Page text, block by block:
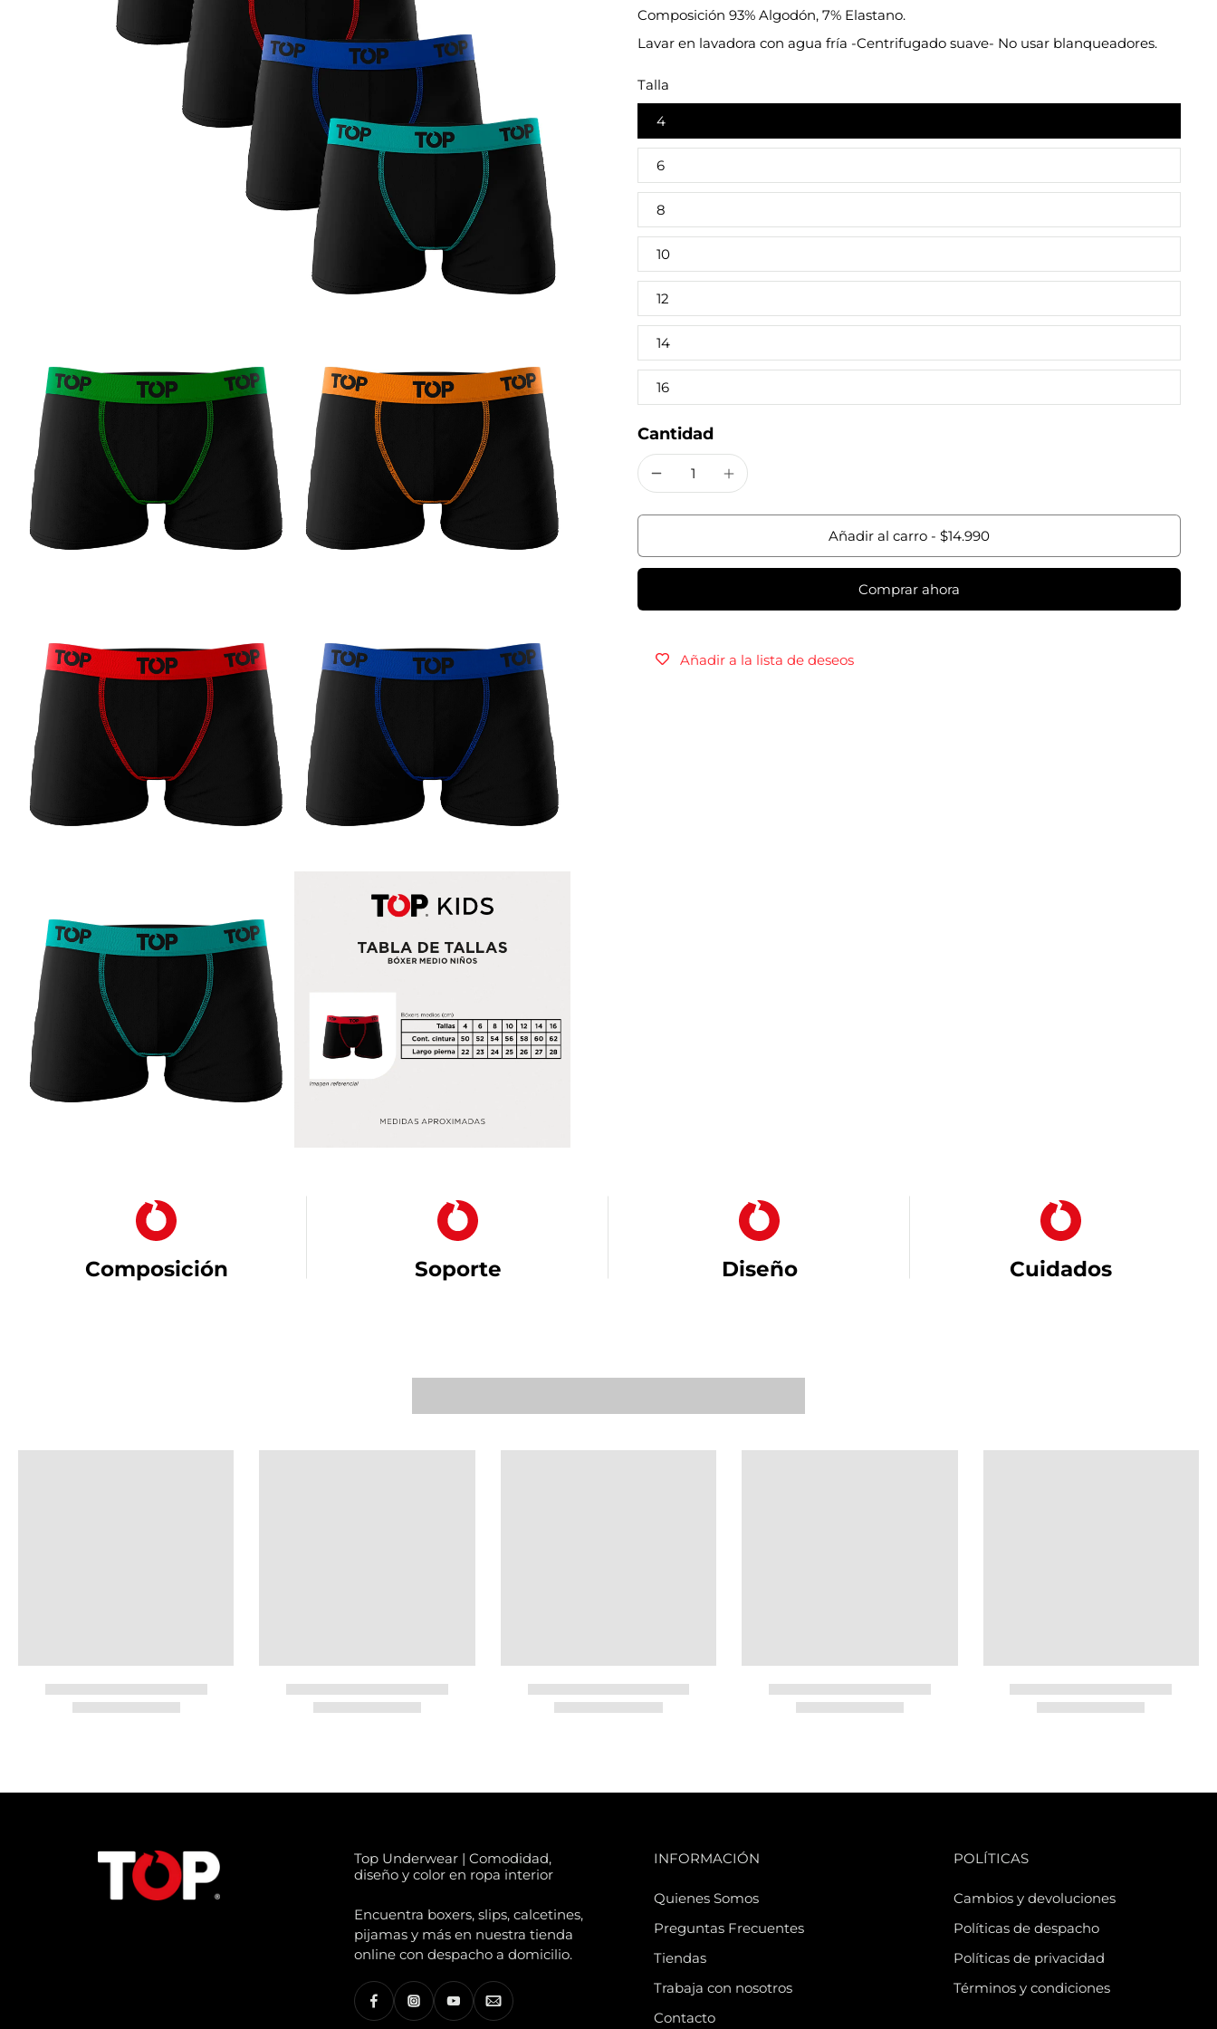
Composición 93% Algodón, 7% Elastano.
Lavar en lavadora con agua fría -Centrifugado suave- No usar blanqueadores.
Talla
4
6
8
10
12
14
16
Cantidad
Añadir al carro - $14.990
Comprar ahora
Añadir a la lista de deseos
Composición Soporte Diseño Cuidados
Top Underwear | Comodidad,
diseño y color en ropa interior
Encuentra boxers, slips, calcetines,
pijamas y más en nuestra tienda
online con despacho a domicilio.
INFORMACIÓN
Quienes Somos
Preguntas Frecuentes
Tiendas
Trabaja con nosotros
Contacto
POLÍTICAS
Cambios y devoluciones
Políticas de despacho
Políticas de privacidad
Términos y condiciones